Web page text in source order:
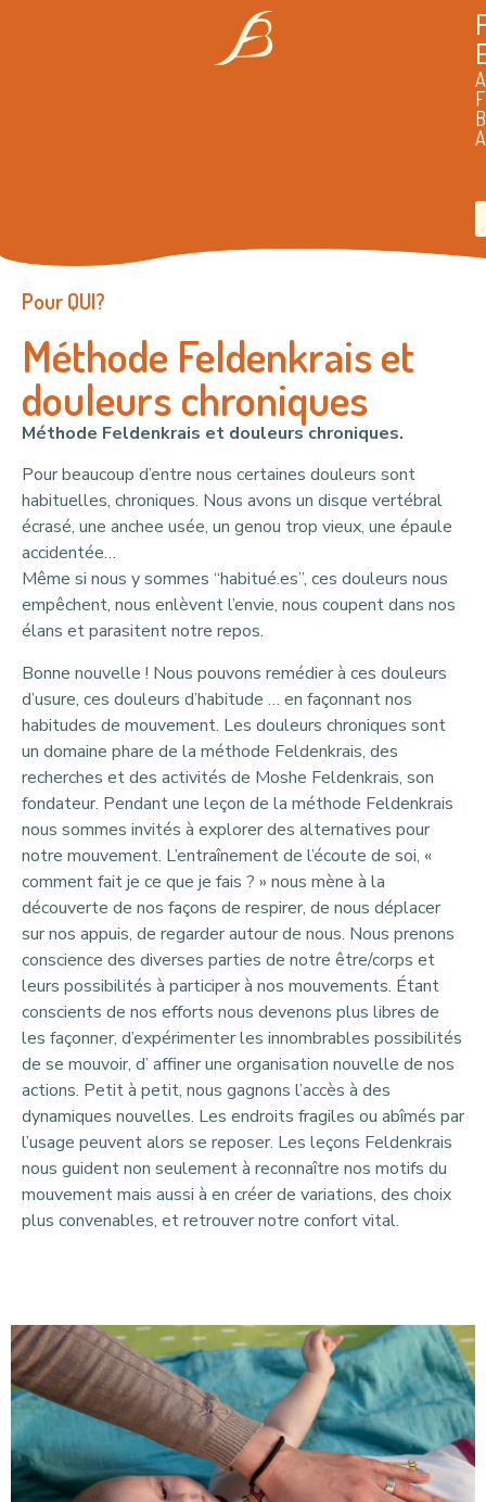
Pour QUI?
Méthode Feldenkrais et
douleurs chroniques
Méthode Feldenkrais et douleurs chroniques.
Pour beaucoup d’entre nous certaines douleurs sont
habituelles, chroniques. Nous avons un disque vertébral
écrasé, une anchee usée, un genou trop vieux, une épaule
accidentée…
Même si nous y sommes “habitué.es”, ces douleurs nous
empêchent, nous enlèvent l’envie, nous coupent dans nos
élans et parasitent notre repos.
Bonne nouvelle ! Nous pouvons remédier à ces douleurs
d’usure, ces douleurs d’habitude … en façonnant nos
habitudes de mouvement. Les douleurs chroniques sont
un domaine phare de la méthode Feldenkrais, des
recherches et des activités de Moshe Feldenkrais, son
fondateur. Pendant une leçon de la méthode Feldenkrais
nous sommes invités à explorer des alternatives pour
notre mouvement. L’entraînement de l’écoute de soi, «
comment fait je ce que je fais ? » nous mène à la
découverte de nos façons de respirer, de nous déplacer
sur nos appuis, de regarder autour de nous. Nous prenons
conscience des diverses parties de notre être/corps et
leurs possibilités à participer à nos mouvements. Étant
conscients de nos efforts nous devenons plus libres de
les façonner, d’expérimenter les innombrables possibilités
de se mouvoir, d’ affiner une organisation nouvelle de nos
actions. Petit à petit, nous gagnons l’accès à des
dynamiques nouvelles. Les endroits fragiles ou abîmés par
l’usage peuvent alors se reposer. Les leçons Feldenkrais
nous guident non seulement à reconnaître nos motifs du
mouvement mais aussi à en créer de variations, des choix
plus convenables, et retrouver notre confort vital.